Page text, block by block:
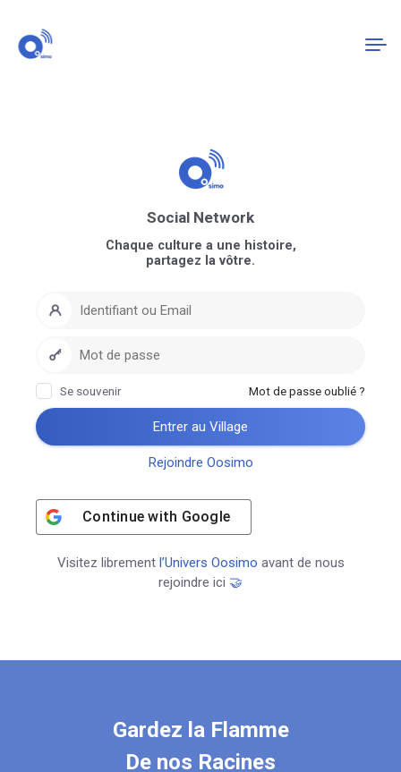
Gardez la Flamme
De nos Racines
Social Network
Chaque culture a une histoire,
partagez la vôtre.
Se souvenir Mot de passe oublié ?
Entrer au Village
Rejoindre Oosimo
Continue with Google
Visitez librement l’Univers Oosimo avant de nous
rejoindre ici 🤝